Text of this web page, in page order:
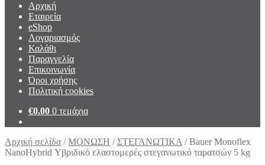
Αρχική
Εταιρεία
eShop
Λογαριασμός
Καλάθι
Παραγγελία
Επικοινωνία
Όροι χρήσης
Πολιτική cookies
€0.00 0 τεμάχια
Αρχική σελίδα /ΜΟΝΩΣΗ /ΣΤΕΓΑΝΩΤΙΚΑ /Bauer Monoflex
NanoHybrid Υβριδικό ελαστομερές στεγανωτικό ταρατσών 5 kg